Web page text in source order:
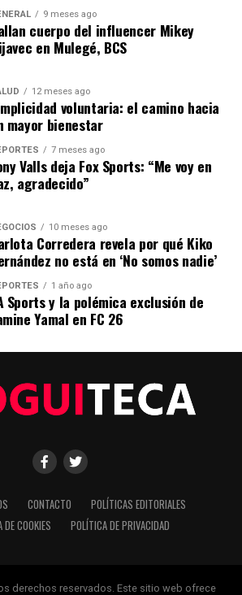
seguir
ahora enfrenta la tarea de
original, lo que podría llevar a un
hacia TikTok y otras aplicaciones
La situación también podría
países abordan las preocupaciones
con las aplicaciones de redes
vez más conectado, el equilibrio
nacional y la innovación tecnológica
complejo para los gobiernos de
a su CEO tras pérdidas
cierre de TikTok en Canadá,
9 meses ago
cuerpo del influencer Mikey
en Mulegé, BCS
12 meses ago
voluntaria: el camino hacia
mayor bienestar
7 meses ago
Valls deja Fox Sports: “Me voy en
agradecido”
10 meses ago
Corredera revela por qué Kiko
no está en ‘No somos nadie’
1 año ago
Sports y la polémica exclusión de
Yamal en FC 26
CONTACTO
POLÍTICAS EDITORIALES
COOKIES
POLÍTICA DE PRIVACIDAD
derechos reservados. Este sitio web ofrece